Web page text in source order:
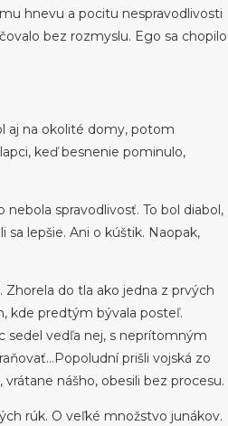
hnevu a pocitu nespravodlivosti
bez rozmyslu. Ego sa chopilo
aj na okolité domy, potom
keď besnenie pominulo,
spravodlivosť. To bol diabol,
lepšie. Ani o kúštik. Naopak,
do tla ako jedna z prvých
kde predtým bývala posteľ.
sedel vedľa nej, s neprítomným
prišli vojská zo
nášho, obesili bez procesu.
rúk. O veľké množstvo junákov.